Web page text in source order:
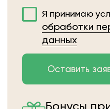
Я принимаю
обработки
данных
Бонусы